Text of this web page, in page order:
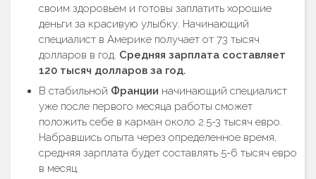
своим здоровьем и готовы заплатить хорошие
деньги за красивую улыбку. Начинающий
специалист в Америке получает от 73 тысяч
долларов в год. Средняя зарплата составляет
120 тысяч долларов за год.
В стабильной Франции начинающий специалист
уже после первого месяца работы сможет
положить себе в карман около 2.5-3 тысяч евро.
Набравшись опыта через определенное время,
средняя зарплата будет составлять 5-6 тысяч евро
в месяц.